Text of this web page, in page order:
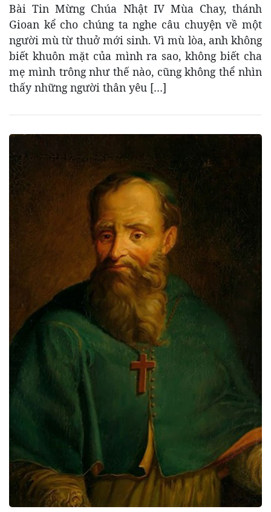
Bài Tin Mừng Chúa Nhật IV Mùa Chay, thánh
Gioan kể cho chúng ta nghe câu chuyện về một
người mù từ thuở mới sinh. Vì mù lòa, anh không
biết khuôn mặt của mình ra sao, không biết cha
mẹ mình trông như thế nào, cũng không thể nhìn
thấy những người thân yêu […]